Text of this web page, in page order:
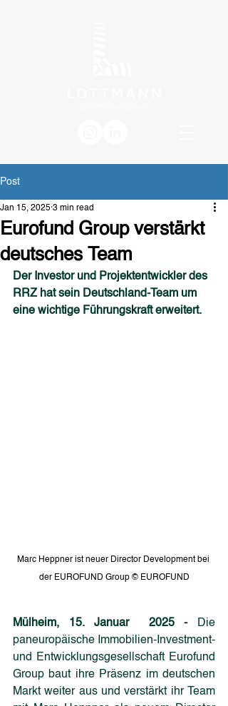
Post
Eurofund Group verstärkt
deutsches Team
Jan 15, 2025 3 min read
Der Investor und Projektentwickler des
RRZ hat sein Deutschland-Team um
eine wichtige Führungskraft erweitert.
Marc Heppner ist neuer Director Development bei
der EUROFUND Group © EUROFUND
Mülheim, 15. Januar  2025 -
Die
paneuropäische Immobilien-Investment-
und Entwicklungsgesellschaft Eurofund
Group baut ihre Präsenz im deutschen
Markt weiter aus und verstärkt ihr Team